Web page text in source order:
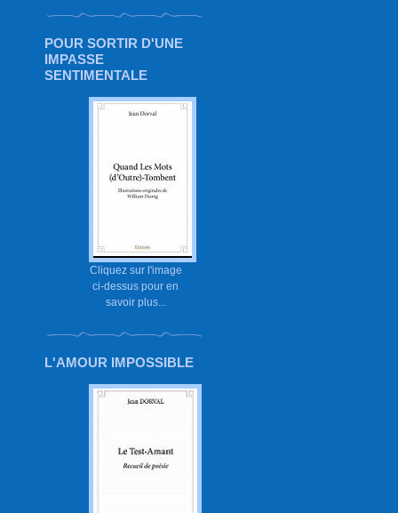
POUR SORTIR D'UNE
IMPASSE
SENTIMENTALE
Cliquez sur l'image
ci-dessus pour en
savoir plus...
L'AMOUR IMPOSSIBLE